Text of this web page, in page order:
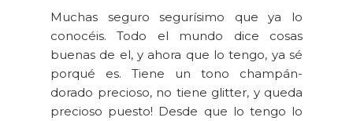
Muchas seguro segurísimo que ya lo
conocéis. Todo el mundo dice cosas
buenas de el, y ahora que lo tengo, ya sé
porqué es. Tiene un tono champán-
dorado precioso, no tiene glitter, y queda
precioso puesto! Desde que lo tengo lo